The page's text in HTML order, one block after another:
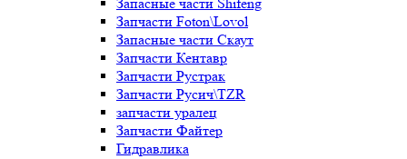
Запчасти Foton\Lovol
Запасные части Скаут
Запчасти Кентавр
Запчасти Рустрак
Запчасти Русич\TZR
запчасти уралец
Запчасти Файтер
Гидравлика